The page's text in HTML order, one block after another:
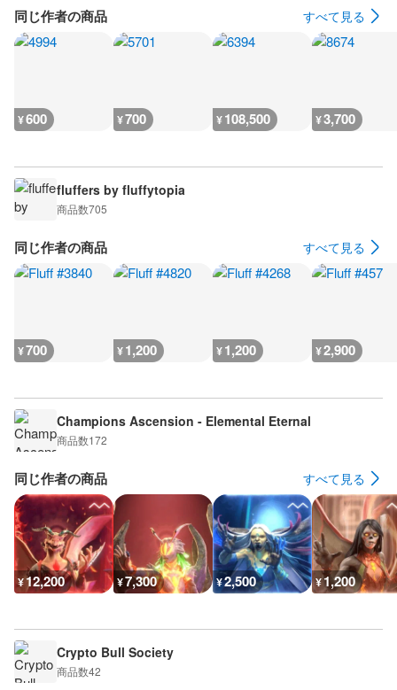
同じ作者の商品 すべて見る
¥600 ¥700 ¥108,500 ¥3,700
fluffers by fluffytopia
商品数705
同じ作者の商品 すべて見る
¥700 ¥1,200 ¥1,200 ¥2,900
Champions Ascension - Elemental Eternal
商品数172
同じ作者の商品 すべて見る
¥12,200 ¥7,300 ¥2,500 ¥1,200
Crypto Bull Society
商品数42